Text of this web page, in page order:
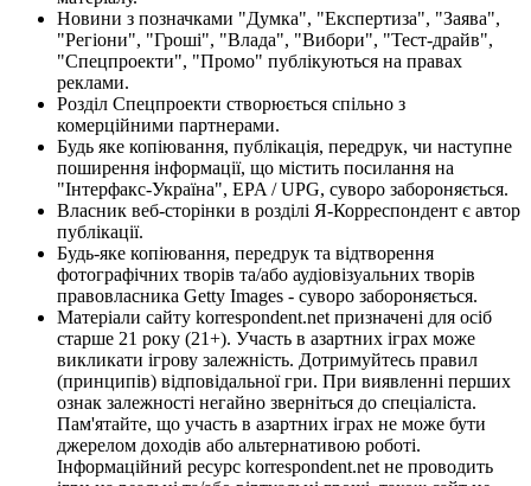
Новини з позначками "Думка", "Експертиза", "Заява",
"Регіони", "Гроші", "Влада", "Вибори", "Тест-драйв",
"Спецпроекти", "Промо" публікуються на правах
реклами.
Розділ Спецпроекти створюється спільно з
комерційними партнерами.
Будь яке копіювання, публікація, передрук, чи наступне
поширення інформації, що містить посилання на
"Інтерфакс-Україна", EPA / UPG, суворо забороняється.
Власник веб-сторінки в розділі Я-Корреспондент є автор
публікації.
Будь-яке копіювання, передрук та відтворення
фотографічних творів та/або аудіовізуальних творів
правовласника Getty Images - суворо забороняється.
Матеріали сайту korrespondent.net призначені для осіб
старше 21 року (21+). Участь в азартних іграх може
викликати ігрову залежність. Дотримуйтесь правил
(принципів) відповідальної гри. При виявленні перших
ознак залежності негайно зверніться до спеціаліста.
Пам'ятайте, що участь в азартних іграх не може бути
джерелом доходів або альтернативою роботі.
Інформаційний ресурс korrespondent.net не проводить